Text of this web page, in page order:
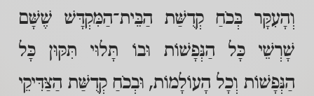
וְהָעִקָּר בְּכֹחַ קְדֻשַּׁת הַבֵּית־הַמִּקְדָּשׁ שֶׁשָּׁם
שָׁרְשֵׁי כָּל הַנְּפָשׁוֹת וּבוֹ תָּלוּי תִּקּוּן כָּל
הַנְּפָשׁוֹת וְכָל הָעוֹלָמוֹת, וּבְכֹחַ קְדֻשַּׁת הַצַּדִּיקֵי